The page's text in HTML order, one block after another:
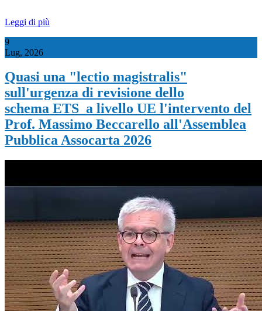
Leggi di più
9
Lug, 2026
Quasi una "lectio magistralis"
sull'urgenza di revisione dello
schema ETS a livello UE l'intervento del
Prof. Massimo Beccarello all'Assemblea
Pubblica Assocarta 2026